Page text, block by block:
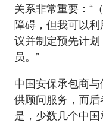
关系非常重要：“
障碍，但我可以
议并制定预先计
员。”
中国安保承包商
供顾问服务，而
是，少数几个中